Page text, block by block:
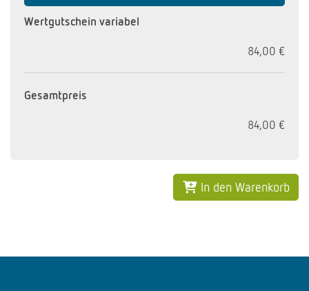
Wertgutschein variabel
84,00 €
Gesamtpreis
84,00 €
In den Warenkorb